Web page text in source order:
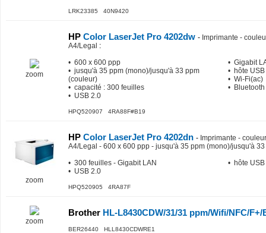
LRK23385 40N9420
zoom
HP Color LaserJet Pro 4202dw - Imprimante -
A4/Legal :
• 600 x 600 ppp
• jusqu'à 35 ppm (mono)/jusqu'à 33 ppm
(couleur)
• capacité : 300 feuilles
• USB 2.0
• Gigabit
• hôte USB
• Wi-Fi(ac)
• Bluetooth
HPQ520907 4RA88F#B19
zoom
HP Color LaserJet Pro 4202dn - Imprimante -
A4/Legal - 600 x 600 ppp - jusqu'à 35 ppm (mono)/jusqu'à
• 300 feuilles - Gigabit LAN
• USB 2.0
• hôte
HPQ520905 4RA87F
zoom
Brother HL-L8430CDW/31/31 ppm/Wifi/NFC/F+/
BER26440 HLL8430CDWRE1